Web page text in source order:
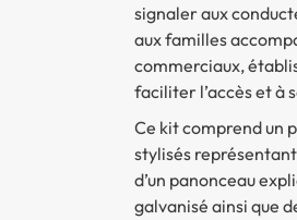
signaler aux
aux familles
commerciaux,
faciliter l’accès et à
Ce kit comprend un
stylisés
d’un panonceau
galvanisé ainsi que